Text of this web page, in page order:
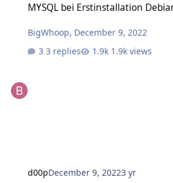
MYSQL bei Erstinstallation
BigWhoop, December 9, 2022
3 replies
1.9k views
d00pDecember 9, 20223 yr